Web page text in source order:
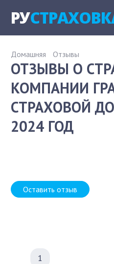
РУ
Домашняя Отзывы
ОТЗЫВЫ О
КОМПАНИИ
СТРАХОВОЙ
2024 ГОД
Оставить отзыв
1